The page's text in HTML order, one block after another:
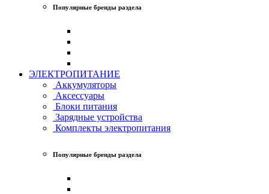
Популярные бренды раздела
ЭЛЕКТРОПИТАНИЕ
Аккумуляторы
Аксессуары
Блоки питания
Зарядные устройства
Комплекты электропитания
Популярные бренды раздела